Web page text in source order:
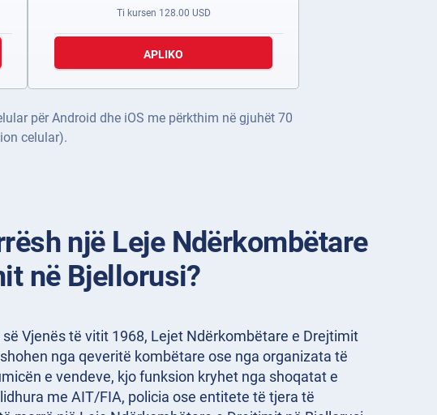
Ti kursen 128.00 USD
APLIKO
për Android dhe iOS me përkthim në gjuhët 70
celular).
një Leje Ndërkombëtare
në Bjellorusi?
Vjenës të vitit 1968, Lejet Ndërkombëtare e Drejtimit
nga qeveritë kombëtare ose nga organizata të
e vendeve, kjo funksion kryhet nga shoqatat e
me AIT/FIA, policia ose entitete të tjera të